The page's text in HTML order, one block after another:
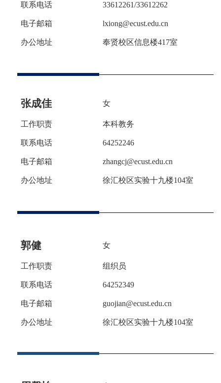
联系电话 33612261/33612262
电子邮箱 lxiong@ecust.edu.cn
办公地址 奉贤校区信息楼417室
张成佳 女
工作职责 本科教务
联系电话 64252246
电子邮箱 zhangcj@ecust.edu.cn
办公地址 徐汇校区实验十九楼104室
郭健 女
工作职责 组织员
联系电话 64252349
电子邮箱 guojian@ecust.edu.cn
办公地址 徐汇校区实验十九楼104室